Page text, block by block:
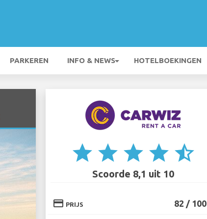
PARKEREN INFO & NEWS HOTELBOEKINGEN
star star star star star_half
Scoorde 8,1 uit 10
credit_card PRIJS 82 / 100